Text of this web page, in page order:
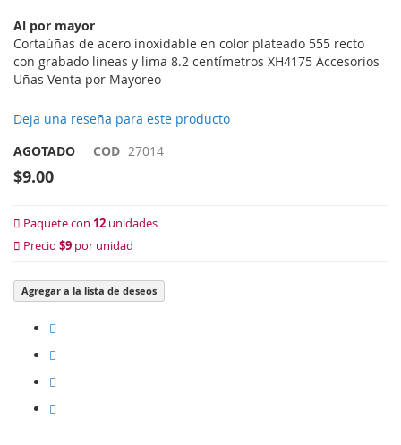
imágenes
Al por mayor
Cortaúñas de acero inoxidable en color plateado 555 recto
con grabado lineas y lima 8.2 centímetros XH4175 Accesorios
Uñas Venta por Mayoreo
Deja una reseña para este producto
AGOTADO
COD 27014
$9.00
Paquete con 12 unidades
Precio $9 por unidad
Agregar a la lista de deseos